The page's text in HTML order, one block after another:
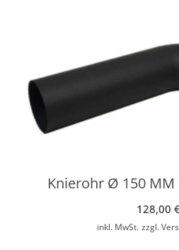
Knierohr Ø 150 MM
128,00
inkl. MwSt. zzgl.